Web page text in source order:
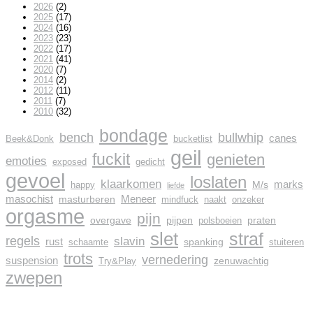
2026 (2)
2025 (17)
2024 (16)
2023 (23)
2022 (17)
2021 (41)
2020 (7)
2014 (2)
2012 (11)
2011 (7)
2010 (32)
Beek&Donk bench bondage bucketlist bullwhip canes
emoties exposed fuckit gedicht geil genieten
gevoel happy klaarkomen liefde loslaten M/s marks
masochist masturberen Meneer mindfuck naakt onzeker
orgasme overgave pijn pijpen polsboeien praten
regels rust schaamte slavin slet spanking straf stuiteren
suspension trots Try&Play vernedering zenuwachtig
zwepen